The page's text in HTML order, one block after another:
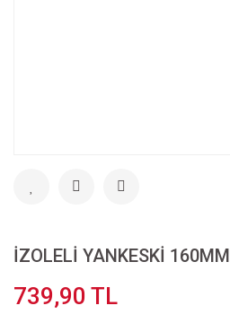
İZOLELİ YANKESKİ 160MM
739,90 TL